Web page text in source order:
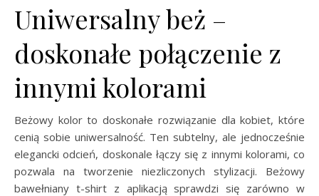
Uniwersalny beż –
doskonałe połączenie z
innymi kolorami
Beżowy kolor to doskonałe rozwiązanie dla kobiet, które
cenią sobie uniwersalność. Ten subtelny, ale jednocześnie
elegancki odcień, doskonale łączy się z innymi kolorami, co
pozwala na tworzenie niezliczonych stylizacji. Beżowy
bawełniany t-shirt z aplikacją sprawdzi się zarówno w